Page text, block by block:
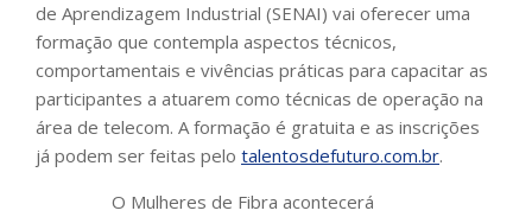
de Aprendizagem Industrial (SENAI) vai oferecer uma
formação que contempla aspectos técnicos,
comportamentais e vivências práticas para capacitar as
participantes a atuarem como técnicas de operação na
área de telecom. A formação é gratuita e as inscrições
já podem ser feitas pelo talentosdefuturo.com.br.
O Mulheres de Fibra acontecerá